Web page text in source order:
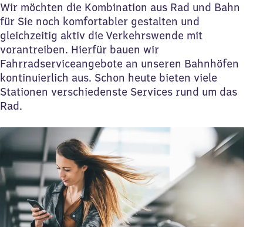
Wir möchten die Kombination aus Rad und Bahn
für Sie noch komfortabler gestalten und
gleichzeitig aktiv die Verkehrswende mit
vorantreiben. Hierfür bauen wir
Fahrradserviceangebote an unseren Bahnhöfen
kontinuierlich aus. Schon heute bieten viele
Stationen verschiedenste Services rund um das
Rad.